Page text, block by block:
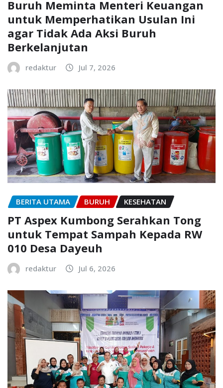
Buruh Meminta Menteri Keuangan
untuk Memperhatikan Usulan Ini
agar Tidak Ada Aksi Buruh
Berkelanjutan
redaktur Jul 7, 2026
BERITA UTAMA BURUH KESEHATAN
PT Aspex Kumbong Serahkan Tong
untuk Tempat Sampah Kepada RW
010 Desa Dayeuh
redaktur Jul 6, 2026